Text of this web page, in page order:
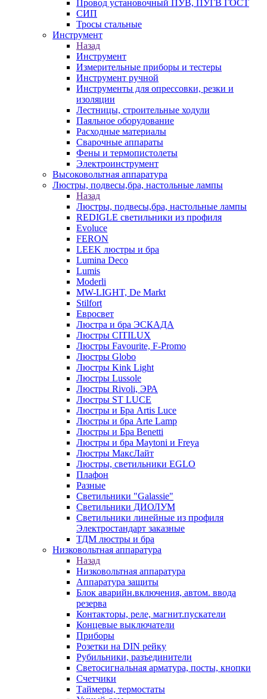
Провод установочный ПУВ, ПУГВ ГОСТ
СИП
Тросы стальные
Инструмент
Назад
Инструмент
Измерительные приборы и тестеры
Инструмент ручной
Инструменты для опрессовки, резки и
изоляции
Лестницы, строительные ходули
Паяльное оборудование
Расходные материалы
Сварочные аппараты
Фены и термопистолеты
Электроинструмент
Высоковольтная аппаратура
Люстры, подвесы,бра, настольные лампы
Назад
Люстры, подвесы,бра, настольные лампы
REDIGLE светильники из профиля
Evoluce
FERON
LEEK люстры и бра
Lumina Deco
Lumis
Moderli
MW-LIGHT, De Markt
Stilfort
Евросвет
Люстра и бра ЭСКАДА
Люстры CITILUX
Люстры Favourite, F-Promo
Люстры Globo
Люстры Kink Light
Люстры Lussole
Люстры Rivoli, ЭРА
Люстры ST LUCE
Люстры и Бра Artis Luce
Люстры и бра Arte Lamp
Люстры и Бра Benetti
Люстры и бра Maytoni и Freya
Люстры МаксЛайт
Люстры, светильники EGLO
Плафон
Разные
Светильники "Galassie"
Светильники ДИОЛУМ
Светильники линейные из профиля
Электростандарт заказные
ТДМ люстры и бра
Низковольтная аппаратура
Назад
Низковольтная аппаратура
Аппаратура защиты
Блок аварийн.включения, автом. ввода
резерва
Контакторы, реле, магнит.пускатели
Концевые выключатели
Приборы
Розетки на DIN рейку
Рубильники, разъединители
Светосигнальная арматура, посты, кнопки
Счетчики
Таймеры, термостаты